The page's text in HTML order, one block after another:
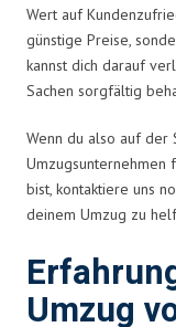
Wert auf
günstige Preise,
kannst dich darauf
Sachen sorgfältig
Wenn du also auf der
Umzugsunternehmen
bist, kontaktiere uns
deinem Umzug zu
Umzug